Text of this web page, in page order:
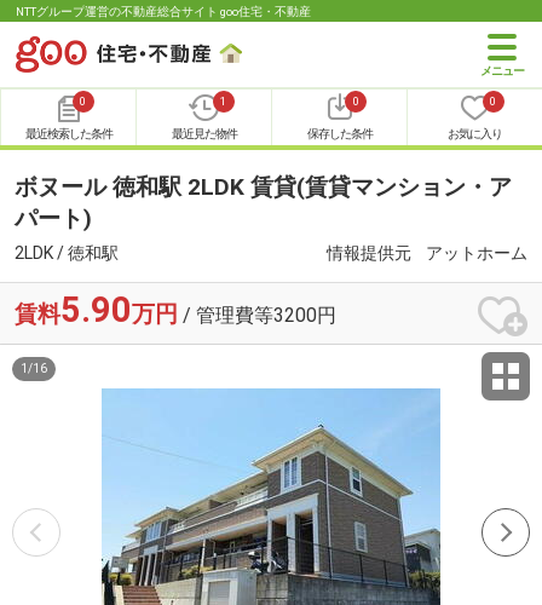
NTTグループ運営の不動産総合サイト goo住宅・不動産
0
最近検索した条件
1
最近見た物件
0
保存した条件
0
お気に入り
ボヌール 徳和駅 2LDK 賃貸(賃貸マンション・ア
パート)
2LDK / 徳和駅 情報提供元 アットホーム
賃料5.90万円 / 管理費等3200円
1 /16